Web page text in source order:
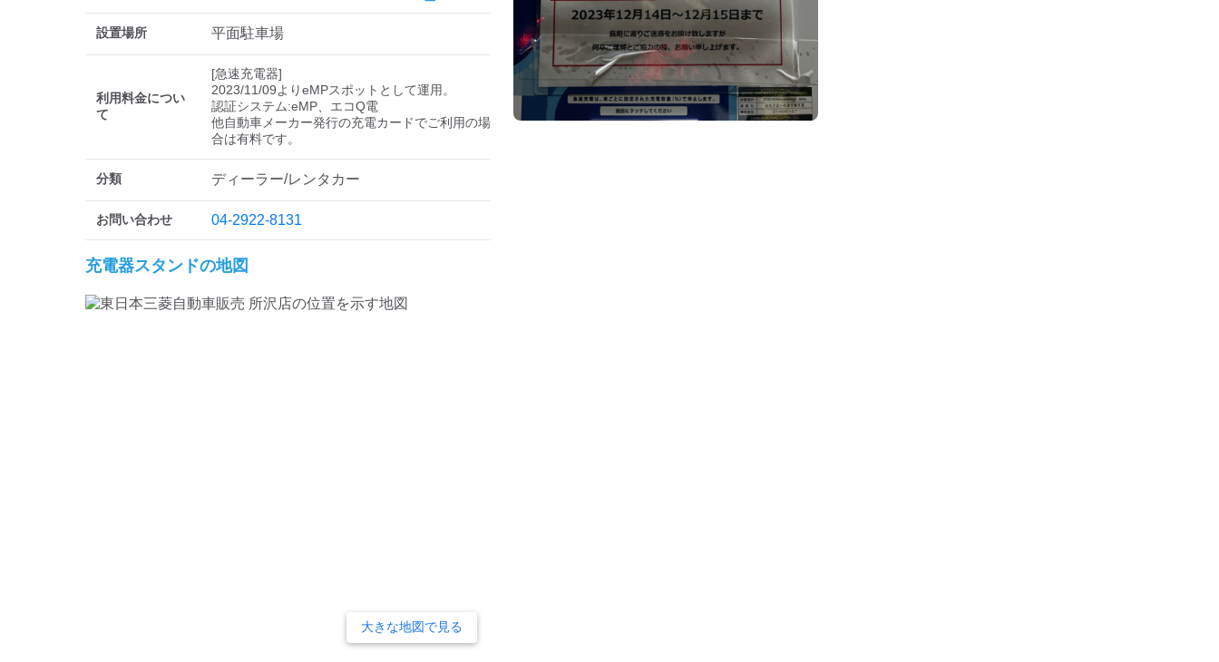
設置場所 平面駐車場
利用料金につい
て
[急速充電器]
2023/11/09よりeMPスポットとして運用。
認証システム:eMP、エコQ電
他自動車メーカー発行の充電カードでご利用の場
分類 ディーラー/レンタカー
お問い合わせ 04-2922-8131
充電器スタンドの地図
大きな地図で見る